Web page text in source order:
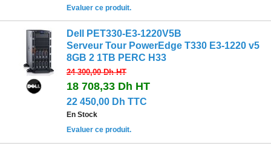
Evaluer ce produit.
Dell PET330-E3-1220V5B
Serveur Tour PowerEdge T330 E3-1220 v5
8GB 2 1TB PERC H33
24 300,00 DhHT
18 708,33 Dh HT
22 450,00 Dh TTC
En Stock
Evaluer ce produit.